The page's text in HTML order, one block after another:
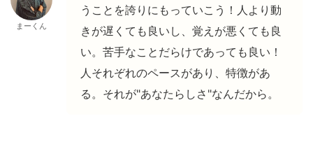
まーくん
うことを誇りにもっていこう！人より動
きが遅くても良いし、覚えが悪くても良
い。苦手なことだらけであっても良い！
人それぞれのペースがあり、特徴があ
る。それが"あなたらしさ"なんだから。